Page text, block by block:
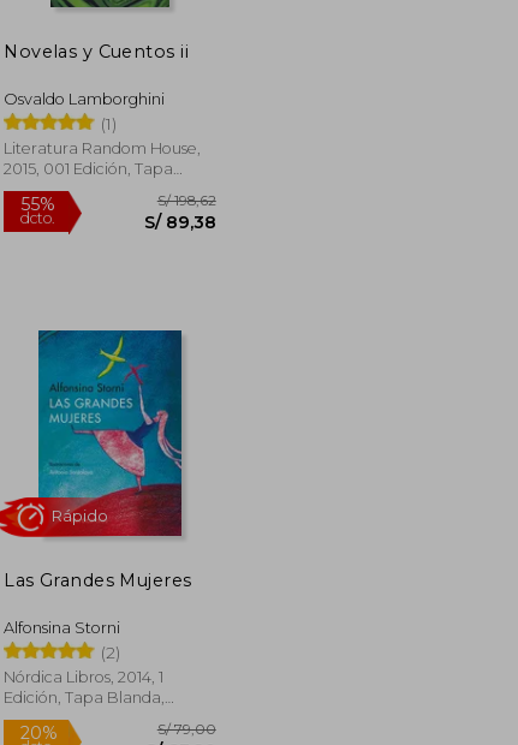
S/ 75,60
Novelas y Cuentos ii
Osvaldo Lamborghini
(1)
Literatura Random House,
2015, 001 Edición, Tapa
Blanda, Nuevo
dcto.
Las Grandes Mujeres
Alfonsina Storni
(2)
Nórdica Libros, 2014, 1
Edición, Tapa Blanda,
Nuevo